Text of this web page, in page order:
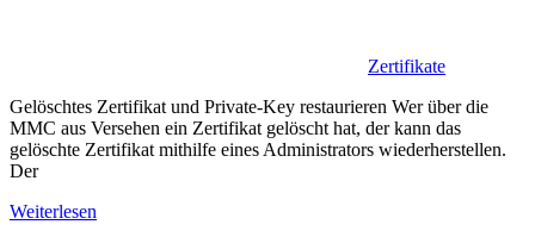
Zertifikate
Gelöschtes Zertifikat und Private-Key restaurieren Wer über die
MMC aus Versehen ein Zertifikat gelöscht hat, der kann das
gelöschte Zertifikat mithilfe eines Administrators wiederherstellen.
Der
Weiterlesen